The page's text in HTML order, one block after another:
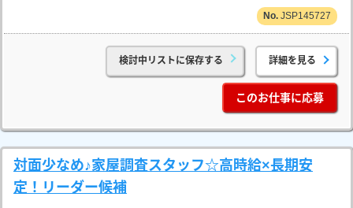
JSP145727
検討中リストに保存する 詳細を見る
このお仕事に応募
対面少なめ♪家屋調査スタッフ☆高時給×長期安
定！リーダー候補